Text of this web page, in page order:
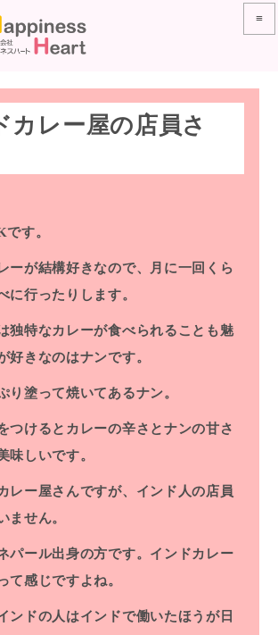
≡
カレー屋の店員さ
す。
ーが結構好きなので、月に一回くら
に行ったりします。
独特なカレーが食べられることも魅
好きなのはナンです。
り塗って焼いてあるナン。
つけるとカレーの辛さとナンの甘さ
味しいです。
レー屋さんですが、インド人の店員
ません。
パール出身の方です。インドカレー
て感じですよね。
ンドの人はインドで働いたほうが日